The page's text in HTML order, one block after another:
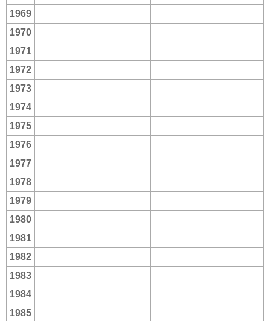
1969
1970
1971
1972
1973
1974
1975
1976
1977
1978
1979
1980
1981
1982
1983
1984
1985